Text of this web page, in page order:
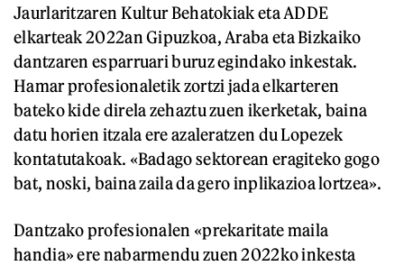
Jaurlaritzaren Kultur Behatokiak eta ADDE
elkarteak 2022an Gipuzkoa, Araba eta Bizkaiko
dantzaren esparruari buruz egindako inkestak.
Hamar profesionaletik zortzi jada elkarteren
bateko kide direla zehaztu zuen ikerketak, baina
datu horien itzala ere azaleratzen du Lopezek
kontatutakoak. «Badago sektorean eragiteko gogo
bat, noski, baina zaila da gero inplikazioa lortzea».
Dantzako profesionalen «prekaritate maila
handia» ere nabarmendu zuen 2022ko inkesta